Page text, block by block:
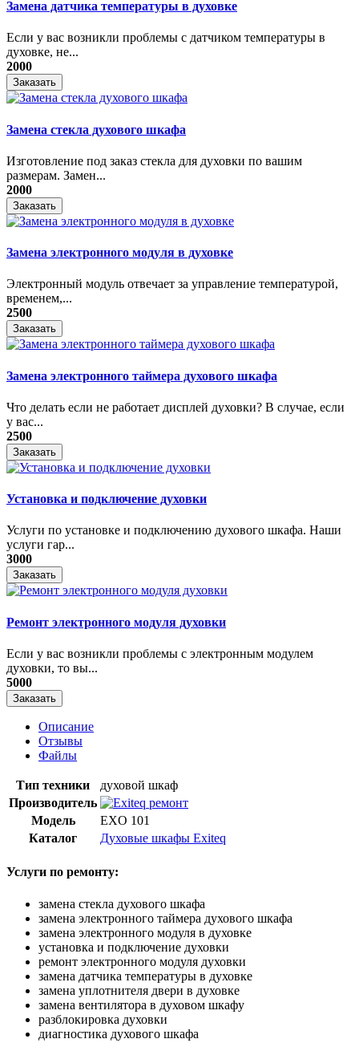
Замена датчика температуры в духовке
Если у вас возникли проблемы с датчиком температуры в
духовке, не...
2000
Заказать
Замена стекла духового шкафа
Изготовление под заказ стекла для духовки по вашим
размерам. Замен...
2000
Заказать
Замена электронного модуля в духовке
​Электронный модуль отвечает за управление температурой,
временем,...
2500
Заказать
Замена электронного таймера духового шкафа
Что делать если не работает дисплей духовки? В случае, если
у вас...
2500
Заказать
Установка и подключение духовки
Услуги по установке и подключению духового шкафа. Наши
услуги гар...
3000
Заказать
Ремонт электронного модуля духовки
Если у вас возникли проблемы с электронным модулем
духовки, то вы...
5000
Заказать
Описание
Отзывы
Файлы
Тип техники
духовой шкаф
Производитель
Модель
EXO 101
Каталог
Духовые шкафы Exiteq
Услуги по ремонту:
замена стекла духового шкафа
замена электронного таймера духового шкафа
замена электронного модуля в духовке
установка и подключение духовки
ремонт электронного модуля духовки
замена датчика температуры в духовке
замена уплотнителя двери в духовке
замена вентилятора в духовом шкафу
разблокировка духовки
диагностика духового шкафа